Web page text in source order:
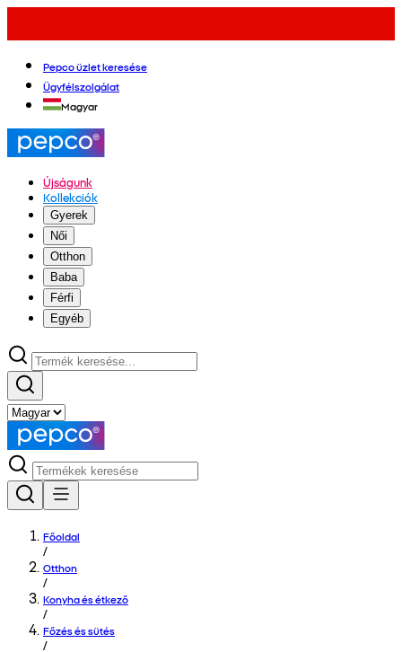
Pepco üzlet keresése
Ügyfélszolgálat
Magyar
Újságunk
Kollekciók
Gyerek
Női
Otthon
Baba
Férfi
Egyéb
Főoldal
/
Otthon
/
Konyha és étkező
/
Főzés és sütés
/